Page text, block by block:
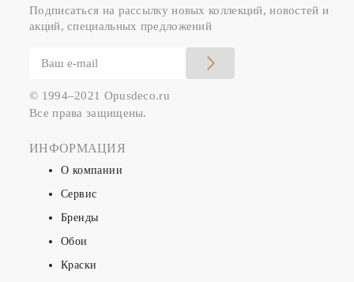
Подписаться на рассылку новых коллекций, новостей и
акций, специальных предложений
© 1994–2021 Opusdeco.ru
Все права защищены.
ИНФОРМАЦИЯ
О компании
Сервис
Бренды
Обои
Краски